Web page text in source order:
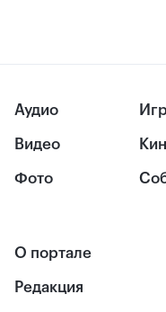
Аудио
Видео
Фото
О портале
Редакция